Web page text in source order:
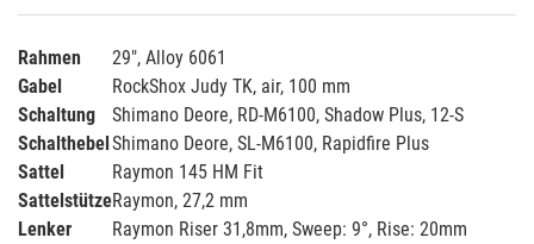
Rahmen
29", Alloy 6061
Gabel
RockShox Judy TK, air, 100 mm
Schaltung
Shimano Deore, RD-M6100, Shadow Plus, 12-S
SchalthebelShimano Deore, SL-M6100, Rapidfire Plus
Sattel
Raymon 145 HM Fit
SattelstützeRaymon, 27,2 mm
Lenker
Raymon Riser 31,8mm, Sweep: 9°, Rise: 20mm